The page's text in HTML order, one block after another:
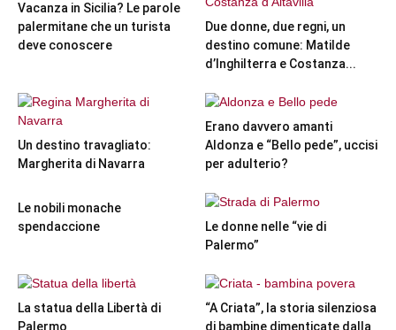
Vacanza in Sicilia? Le parole
palermitane che un turista
deve conoscere
Due donne, due regni, un
destino comune: Matilde
d’Inghilterra e Costanza...
Un destino travagliato:
Margherita di Navarra
Erano davvero amanti
Aldonza e “Bello pede”, uccisi
per adulterio?
Le nobili monache
spendaccione
Le donne nelle “vie di
Palermo”
La statua della Libertà di
Palermo
“A Criata”, la storia silenziosa
di bambine dimenticate dalla